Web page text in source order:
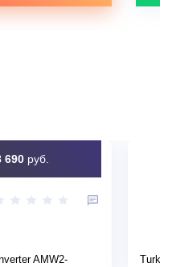
690 руб.
AMW2-